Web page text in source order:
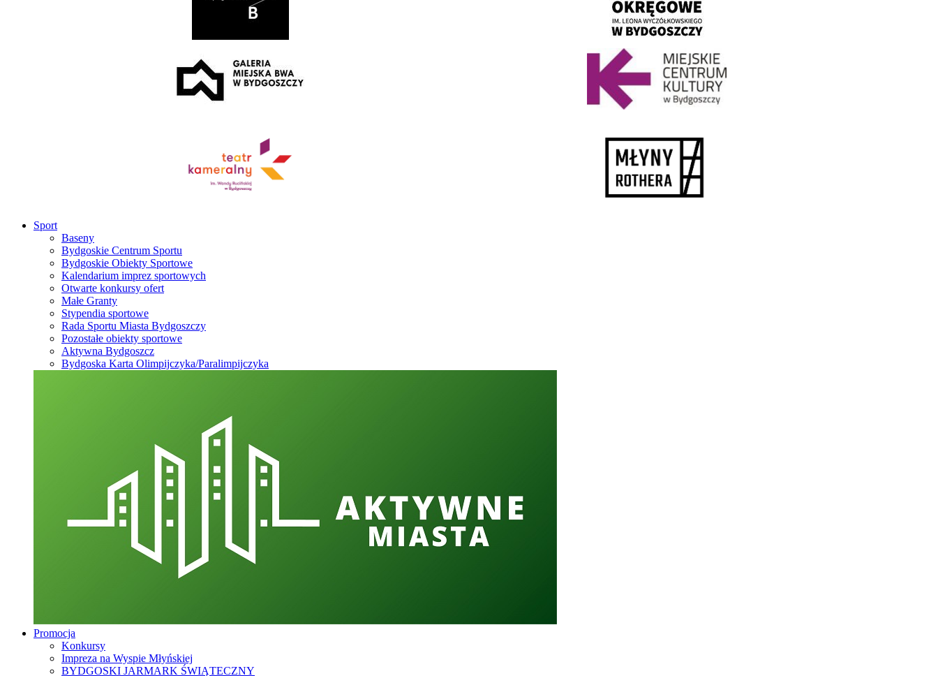
Sport
Baseny
Bydgoskie Centrum Sportu
Bydgoskie Obiekty Sportowe
Kalendarium imprez sportowych
Otwarte konkursy ofert
Małe Granty
Stypendia sportowe
Rada Sportu Miasta Bydgoszczy
Pozostałe obiekty sportowe
Aktywna Bydgoszcz
Bydgoska Karta Olimpijczyka/Paralimpijczyka
Promocja
Konkursy
Impreza na Wyspie Młyńskiej
BYDGOSKI JARMARK ŚWIĄTECZNY